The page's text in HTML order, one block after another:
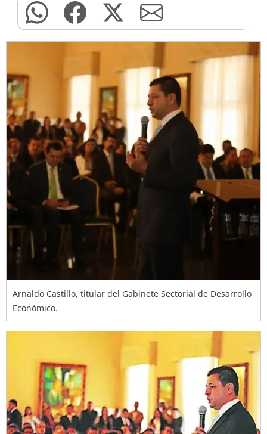
Arnaldo Castillo, titular del Gabinete Sectorial de Desarrollo
Económico.